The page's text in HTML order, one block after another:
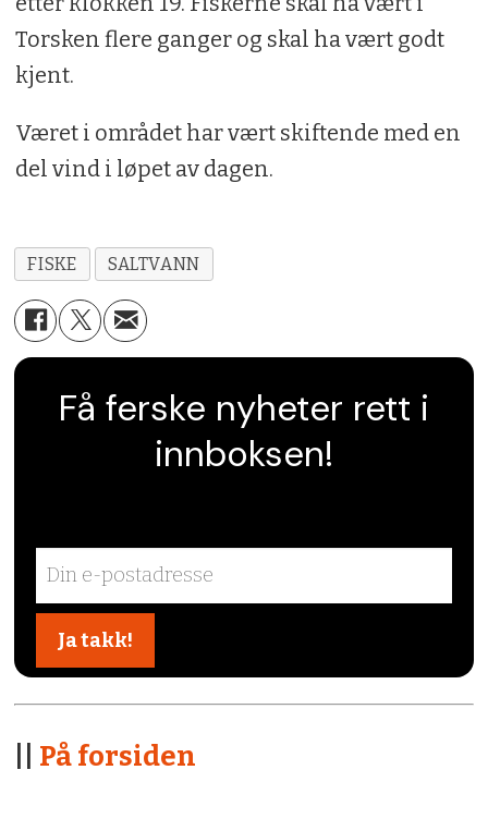
Torsken flere ganger og skal ha vært godt
kjent.
Været i området har vært skiftende med en
del vind i løpet av dagen.
FISKE SALTVANN
Få ferske nyheter rett i
innboksen!
På forsiden